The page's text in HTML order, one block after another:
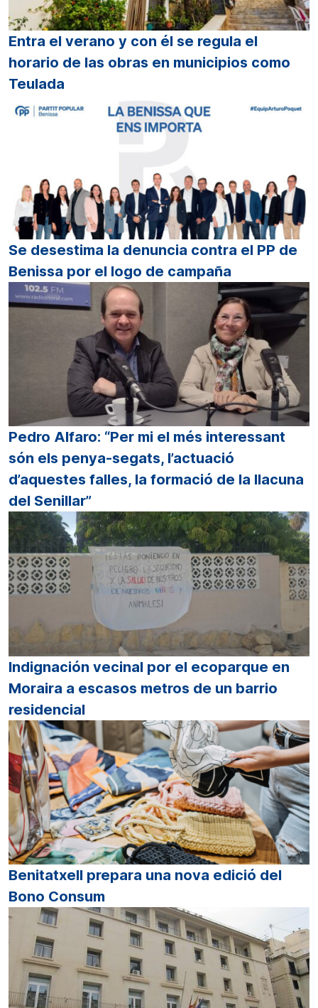
Entra el verano y con él se regula el
horario de las obras en municipios como
Teulada
Se desestima la denuncia contra el PP de
Benissa por el logo de campaña
Pedro Alfaro: “Per mi el més interessant
són els penya-segats, l’actuació
d’aquestes falles, la formació de la llacuna
del Senillar”
Indignación vecinal por el ecoparque en
Moraira a escasos metros de un barrio
residencial
Benitatxell prepara una nova edició del
Bono Consum